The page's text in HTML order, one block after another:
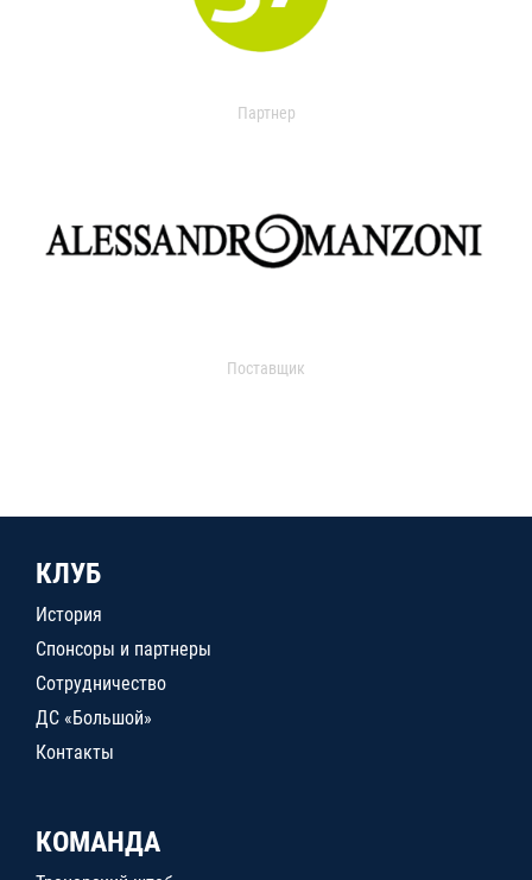
Партнер
Поставщик
КЛУБ
История
Спонсоры и партнеры
Сотрудничество
ДС «Большой»
Контакты
КОМАНДА